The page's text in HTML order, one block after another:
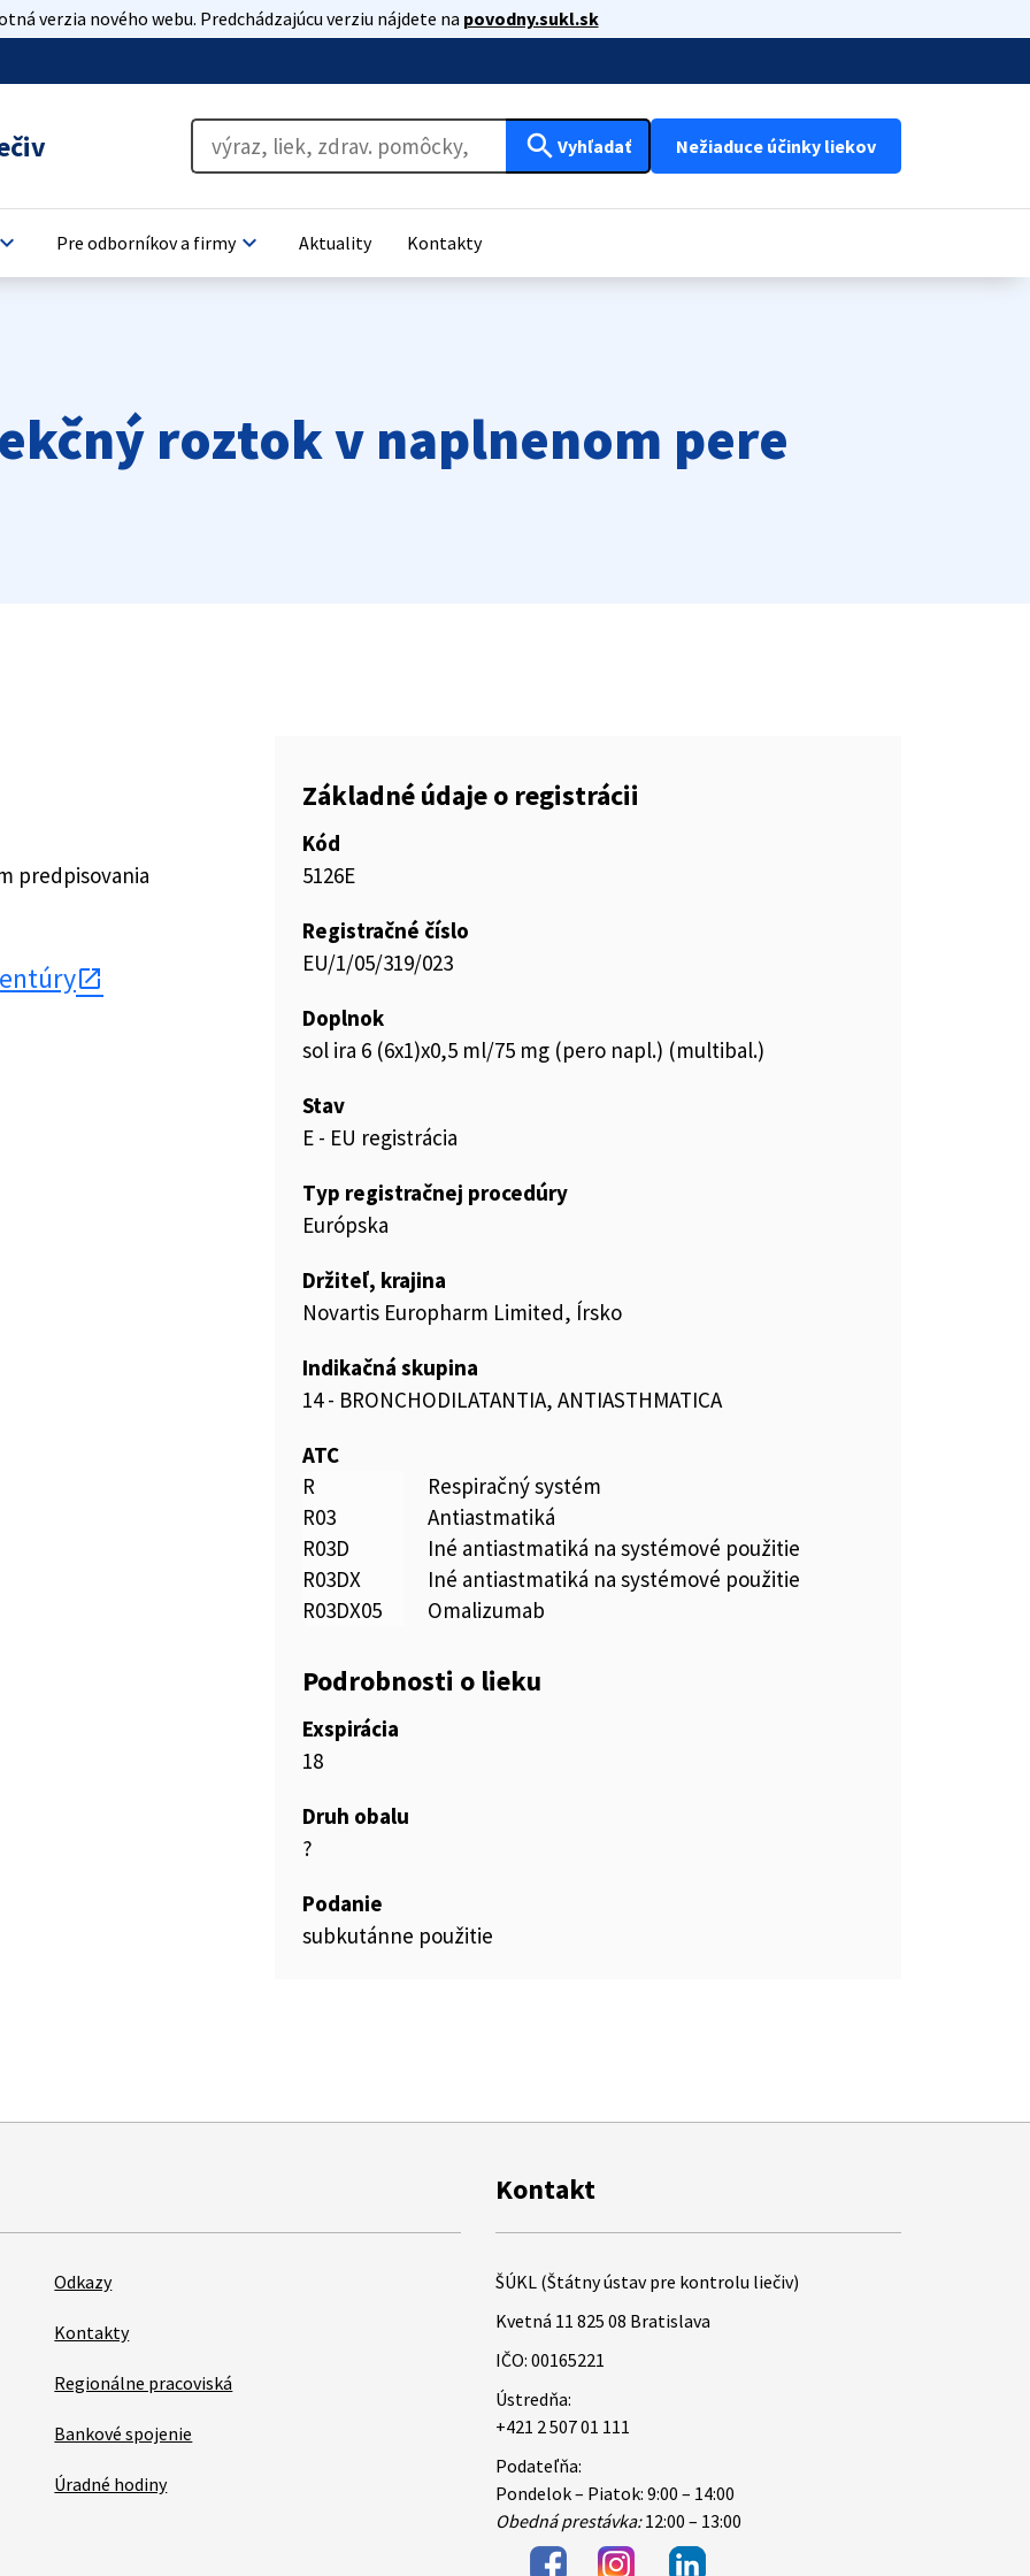
verzia nového webu. Predchádzajúcu verziu nájdete na povodny.sukl.sk
search Vyhľadať Nežiaduce účinky liekov
keyboard_arrow_down Pre odborníkov a firmykeyboard_arrow_down Aktuality Kontakty
roztok v naplnenom pere
predpisovania
Základné údaje o registrácii
Kód
5126E
Registračné číslo
EU/1/05/319/023
Doplnok
sol ira 6 (6x1)x0,5 ml/75 mg (pero napl.) (multibal.)
Stav
E - EU registrácia
Typ registračnej procedúry
Európska
Držiteľ, krajina
Novartis Europharm Limited, Írsko
Indikačná skupina
14 - BRONCHODILATANTIA, ANTIASTHMATICA
ATC
R
Respiračný systém
R03
Antiastmatiká
R03D
Iné antiastmatiká na systémové použitie
R03DX
Iné antiastmatiká na systémové použitie
R03DX05
Omalizumab
Podrobnosti o lieku
Exspirácia
18
Druh obalu
?
Podanie
subkutánne použitie
Odkazy
Kontakty
Regionálne pracoviská
Bankové spojenie
Úradné hodiny
Kontakt
ŠÚKL (Štátny ústav pre kontrolu liečiv)
Kvetná 11 825 08 Bratislava
IČO: 00165221
Ústredňa:
+421 2 507 01 111
Podateľňa:
Pondelok – Piatok: 9:00 – 14:00
Obedná prestávka:12:00 – 13:00